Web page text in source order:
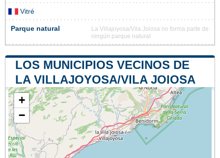
Vitré
Parque natural
La Villajoyosa/Vila Joiosa no forma parte de
ningún parque natural
LOS MUNICIPIOS VECINOS DE
LA VILLAJOYOSA/VILA JOIOSA
+
−